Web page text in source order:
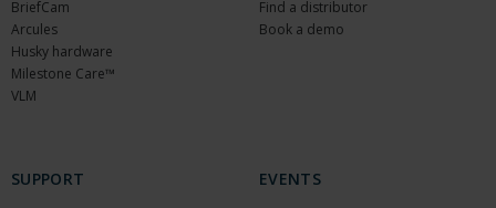
BriefCam
Arcules
Husky hardware
Milestone Care™
VLM
Find a distributor
Book a demo
SUPPORT EVENTS